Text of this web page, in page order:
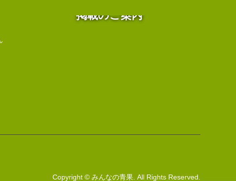
掲載のご案内
Copyright © みんなの青果. All Rights Reserved.